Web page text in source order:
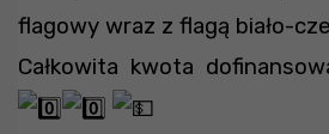
flagowy wraz z flagą biało-
Całkowita kwota